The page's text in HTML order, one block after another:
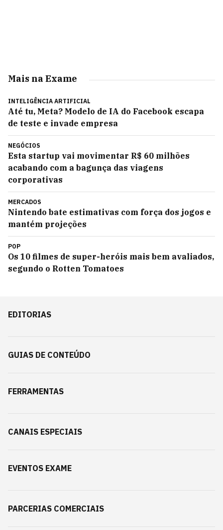
Mais na Exame
INTELIGÊNCIA ARTIFICIAL
Até tu, Meta? Modelo de IA do Facebook escapa
de teste e invade empresa
NEGÓCIOS
Esta startup vai movimentar R$ 60 milhões
acabando com a bagunça das viagens
corporativas
MERCADOS
Nintendo bate estimativas com força dos jogos e
mantém projeções
POP
Os 10 filmes de super-heróis mais bem avaliados,
segundo o Rotten Tomatoes
EDITORIAS
GUIAS DE CONTEÚDO
FERRAMENTAS
CANAIS ESPECIAIS
EVENTOS EXAME
PARCERIAS COMERCIAIS